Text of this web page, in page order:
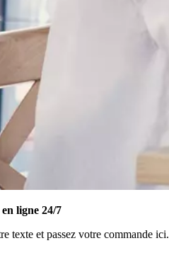
ligne 24/7
texte et passez votre commande ici.